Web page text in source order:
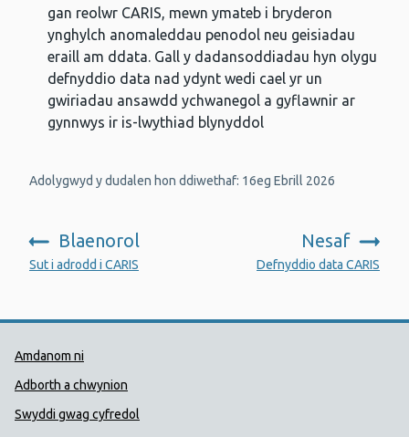
gan reolwr CARIS, mewn ymateb i bryderon
ynghylch anomaleddau penodol neu geisiadau
eraill am ddata. Gall y dadansoddiadau hyn olygu
defnyddio data nad ydynt wedi cael yr un
gwiriadau ansawdd ychwanegol a gyflawnir ar
gynnwys ir is-lwythiad blynyddol
Adolygwyd y dudalen hon ddiwethaf: 16eg Ebrill 2026
Blaenorol
:
Sut i adrodd i CARIS
Nesaf
Defnyddio data CARIS
Dolenni Cymorth Iechyd
Amdanom ni
Adborth a chwynion
Swyddi gwag cyfredol